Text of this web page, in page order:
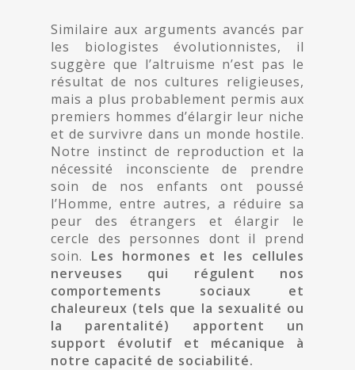
Similaire aux arguments avancés par
les biologistes évolutionnistes, il
suggère que l’altruisme n’est pas le
résultat de nos cultures religieuses,
mais a plus probablement permis aux
premiers hommes d’élargir leur niche
et de survivre dans un monde hostile.
Notre instinct de reproduction et la
nécessité inconsciente de prendre
soin de nos enfants ont poussé
l’Homme, entre autres, a réduire sa
peur des étrangers et élargir le
cercle des personnes dont il prend
soin. Les hormones et les cellules
nerveuses qui régulent nos
comportements sociaux et
chaleureux (tels que la sexualité ou
la parentalité) apportent un
support évolutif et mécanique à
notre capacité de sociabilité.